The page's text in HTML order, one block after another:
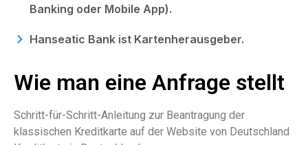
Banking oder Mobile App).
Hanseatic Bank ist Kartenherausgeber.
Wie man eine Anfrage stellt
Schritt-für-Schritt-Anleitung zur Beantragung der
klassischen Kreditkarte auf der Website von Deutschland